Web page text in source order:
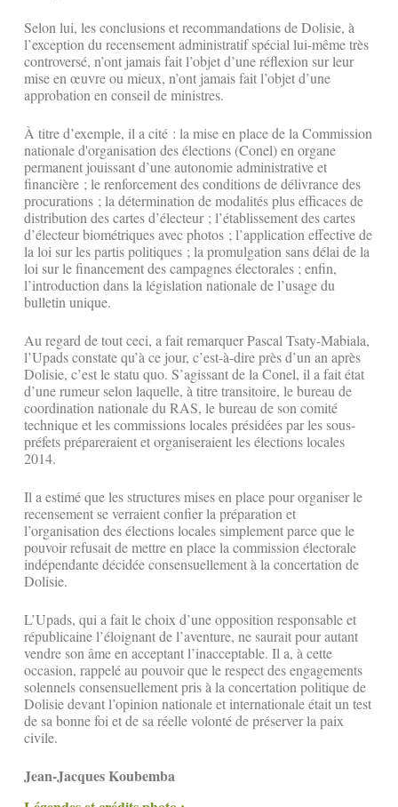
Selon lui, les conclusions et recommandations de Dolisie, à
l’exception du recensement administratif spécial lui-même très
controversé, n’ont jamais fait l’objet d’une réflexion sur leur
mise en œuvre ou mieux, n’ont jamais fait l’objet d’une
approbation en conseil de ministres.
À titre d’exemple, il a cité : la mise en place de la Commission
nationale d'organisation des élections (Conel) en organe
permanent jouissant d’une autonomie administrative et
financière ; le renforcement des conditions de délivrance des
procurations ; la détermination de modalités plus efficaces de
distribution des cartes d’électeur ; l’établissement des cartes
d’électeur biométriques avec photos ; l’application effective de
la loi sur les partis politiques ; la promulgation sans délai de la
loi sur le financement des campagnes électorales ; enfin,
l’introduction dans la législation nationale de l’usage du
bulletin unique.
Au regard de tout ceci, a fait remarquer Pascal Tsaty-Mabiala,
l’Upads constate qu’à ce jour, c’est-à-dire près d’un an après
Dolisie, c’est le statu quo. S’agissant de la Conel, il a fait état
d’une rumeur selon laquelle, à titre transitoire, le bureau de
coordination nationale du RAS, le bureau de son comité
technique et les commissions locales présidées par les sous-
préfets prépareraient et organiseraient les élections locales
2014.
Il a estimé que les structures mises en place pour organiser le
recensement se verraient confier la préparation et
l’organisation des élections locales simplement parce que le
pouvoir refusait de mettre en place la commission électorale
indépendante décidée consensuellement à la concertation de
Dolisie.
L’Upads, qui a fait le choix d’une opposition responsable et
républicaine l’éloignant de l’aventure, ne saurait pour autant
vendre son âme en acceptant l’inacceptable. Il a, à cette
occasion, rappelé au pouvoir que le respect des engagements
solennels consensuellement pris à la concertation politique de
Dolisie devant l’opinion nationale et internationale était un test
de sa bonne foi et de sa réelle volonté de préserver la paix
civile.
Jean-Jacques Koubemba